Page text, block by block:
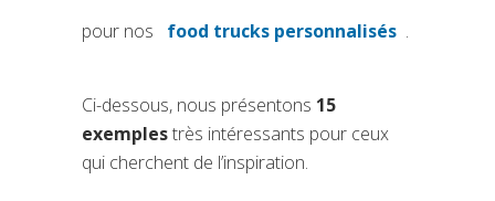
pour nos food trucks personnalisés .
Ci-dessous, nous présentons 15
exemplestrès intéressants pour ceux
qui cherchent de l’inspiration.